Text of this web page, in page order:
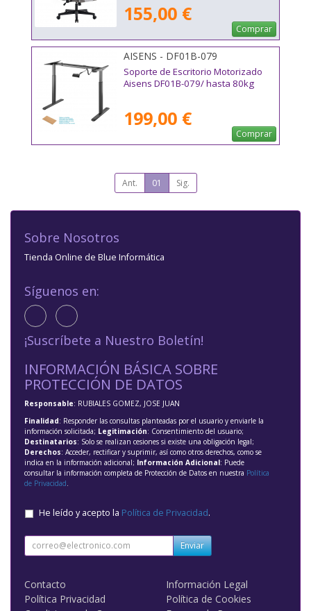
155,00 €
Comprar
AISENS - DF01B-079
Soporte de Escritorio Motorizado
Aisens DF01B-079/ hasta 80kg
199,00 €
Comprar
Ant. 01 Sig.
Sobre Nosotros
Tienda Online de Blue Informática
Síguenos en:
¡Suscríbete a Nuestro Boletín!
INFORMACIÓN BÁSICA SOBRE
PROTECCIÓN DE DATOS
Responsable: RUBIALES GOMEZ, JOSE JUAN
Finalidad: Responder las consultas planteadas por el usuario y enviarle la
información solicitada; Legitimación: Consentimiento del usuario;
Destinatarios: Solo se realizan cesiones si existe una obligación legal;
Derechos: Acceder, rectificar y suprimir, así como otros derechos, como se
indica en la información adicional; Información Adicional: Puede
consultar la información completa de Protección de Datos en nuestra Política
de Privacidad
He leído y acepto la Política de Privacidad.
Enviar
Contacto
Información Legal
Política Privacidad
Política de Cookies